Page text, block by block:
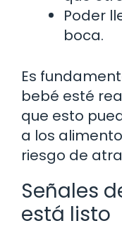
Poder
boca.
Es
bebé esté
que esto
a los
riesgo de
Señales
está listo